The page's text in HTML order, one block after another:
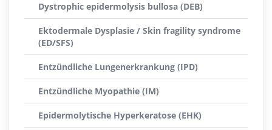
Dystrophic epidermolysis bullosa (DEB)
Ektodermale Dysplasie / Skin fragility syndrome
(ED/SFS)
Entzündliche Lungenerkrankung (IPD)
Entzündliche Myopathie (IM)
Epidermolytische Hyperkeratose (EHK)